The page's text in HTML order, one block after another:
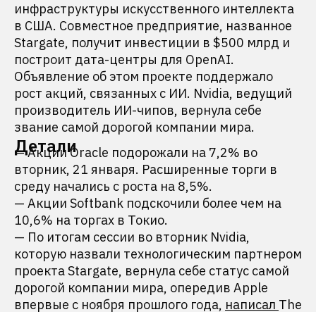
инфраструктуры искусственного интеллекта
в США. Совместное предприятие, названное
Stargate, получит инвестиции в $500 млрд и
построит дата-центры для OpenAI.
Объявление об этом проекте поддержало
рост акций, связанных с ИИ. Nvidia, ведущий
производитель ИИ-чипов, вернула себе
звание самой дорогой компании мира.
Детали
— Акции Oracle подорожали на 7,2% во
вторник, 21 января. Расширенные торги в
среду начались с роста на 8,5%.
— Акции Softbank подскочили более чем на
10,6% на торгах в Токио.
— По итогам сессии во вторник Nvidia,
которую назвали технологическим партнером
проекта Stargate, вернула себе статус самой
дорогой компании мира, опередив Apple
впервые с ноября прошлого года, написал The